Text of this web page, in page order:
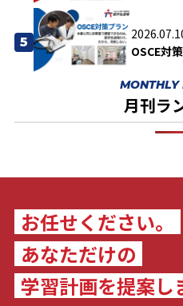
5
OSCE対
MONTHLY
月刊ラ
お任せください。
あなただけの
学習計画を提案し